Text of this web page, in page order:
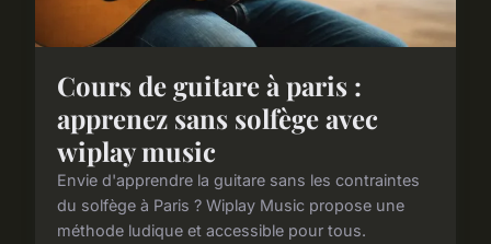
Cours de guitare à paris :
apprenez sans solfège avec
wiplay music
Envie d'apprendre la guitare sans les contraintes
du solfège à Paris ? Wiplay Music propose une
méthode ludique et accessible pour tous.